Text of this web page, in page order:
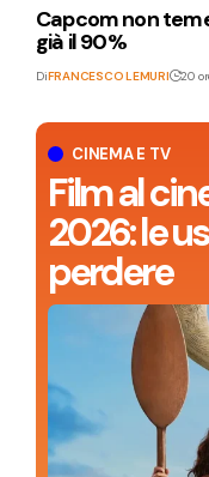
CINEMA E TV
Film al
2026: le
perdere
Capcom non
già il 90%
DiFRANCESCO LEMURI 20